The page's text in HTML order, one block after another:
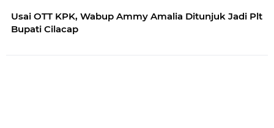
Usai OTT KPK, Wabup Ammy Amalia Ditunjuk Jadi Plt
Bupati Cilacap